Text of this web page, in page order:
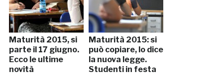
Maturità 2015, si
parte il 17 giugno.
Ecco le ultime
novità
Maturità 2015: si
può copiare, lo dice
la nuova legge.
Studenti in festa